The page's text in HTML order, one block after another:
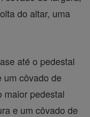
do altar, uma
até o pedestal
um côvado de
maior pedestal
e um côvado de